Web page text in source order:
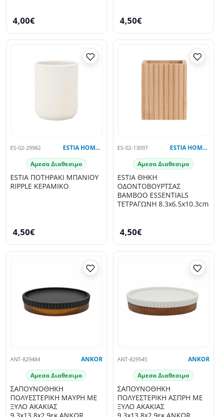
4,00€ 4,50€
ES-02-29982 ESTIA HOME ART
Αμεσα Διαθεσιμο
ESTIA ΠΟΤΗΡΑΚΙ ΜΠΑΝΙΟΥ
RIPPLE ΚΕΡΑΜΙΚΟ
4,50€
ES-02-13097 ESTIA HOME ART
Αμεσα Διαθεσιμο
ESTIA ΘΗΚΗ
ΟΔΟΝΤΟΒΟΥΡΤΣΑΣ
BAMBOO ESSENTIALS
ΤΕΤΡΑΓΩΝΗ 8.3x6.5x10.3cm
4,50€
ANT-829484 ANKOR
Αμεσα Διαθεσιμο
ΣΑΠΟΥΝΟΘΗΚΗ
ΠΟΛΥΕΣΤΕΡΙΚΗ ΜΑΥΡΗ ΜΕ
ΞΥΛΟ ΑΚΑΚΙΑΣ
ANT-829545 ANKOR
Αμεσα Διαθεσιμο
ΣΑΠΟΥΝΟΘΗΚΗ
ΠΟΛΥΕΣΤΕΡΙΚΗ ΑΣΠΡΗ ΜΕ
ΞΥΛΟ ΑΚΑΚΙΑΣ